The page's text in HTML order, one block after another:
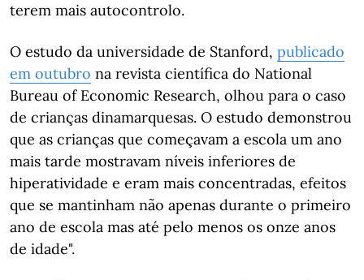
terem mais autocontrolo.
O estudo da universidade de Stanford, publicado
em outubro na revista científica do National
Bureau of Economic Research, olhou para o caso
de crianças dinamarquesas. O estudo demonstrou
que as crianças que começavam a escola um ano
mais tarde mostravam níveis inferiores de
hiperatividade e eram mais concentradas, efeitos
que se mantinham não apenas durante o primeiro
ano de escola mas até pelo menos os onze anos
de idade".